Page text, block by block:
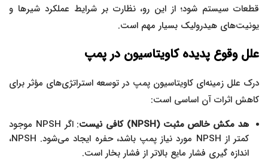
قطعات سیستم شود؛ از این رو، نظارت بر شرایط عملکرد شیرها و
یونیت‌های هیدرولیک بسیار مهم است.
علل وقوع پدیده کاویتاسیون در پمپ
درک علل زمینه‌ای کاویتاسیون پمپ در توسعه استراتژی‌های مؤثر برای
کاهش اثرات آن اساسی است:
هد مکش خالص مثبت (NPSH) کافی نیست
: اگر NPSH موجود
کمتر از NPSH مورد نیاز پمپ باشد، حفره ایجاد می‌شود. NPSH،
اندازه گیری فشار مایع بالاتر از فشار بخار است.